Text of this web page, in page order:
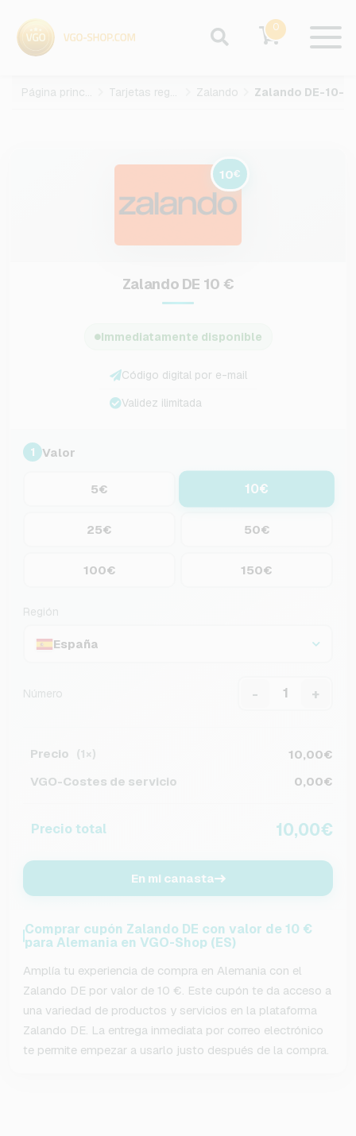
0
Página principal Tarjetas regalo Zalando
10€
Zalando DE 10 €
Immediatamente disponible
Código digital por e-mail
Validez ilimitada
1 Valor
5€ 10€
25€ 50€
100€ 150€
Región
España
Número - +
Precio (1×)
10,00€
VGO-Costes de servicio
0,00€
Precio total 10,00€
En mi canasta
Comprar cupón Zalando DE con valor de 10 €
para Alemania en VGO-Shop (ES)
Amplía tu experiencia de compra en Alemania con el
Zalando DE por valor de 10 €. Este cupón te da acceso a
una variedad de productos y servicios en la plataforma
Zalando DE. La entrega inmediata por correo electrónico
te permite empezar a usarlo justo después de la compra.